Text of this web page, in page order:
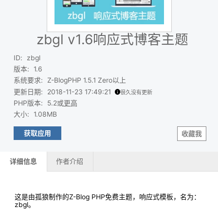
zbgl v1.6响应式博客主题
ID:
zbgl
版本:
1.6
系统要求:
Z-BlogPHP 1.5.1 Zero以上
更新日期: 2018-11-23 17:49:21 很久没有更新
PHP版本: 5.2或更高
大小: 1.08MB
收藏我
获取应用
详细信息 作者介绍
这是由孤狼制作的Z-Blog PHP免费主题，响应式模板，名为：
zbgl。